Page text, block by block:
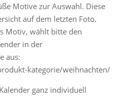
Motive zur Auswahl. Diese
auf dem letzten Foto.
Motiv, wählt bitte den
in der
aus:
kategorie/weihnachten/
ganz individuell